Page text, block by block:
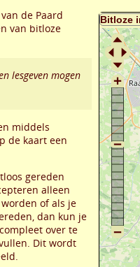
de Paard
van bitloze
lesgeven mogen
middels
de kaart een
gereden
alleen
of als je
dan kun je
over te
Dit wordt